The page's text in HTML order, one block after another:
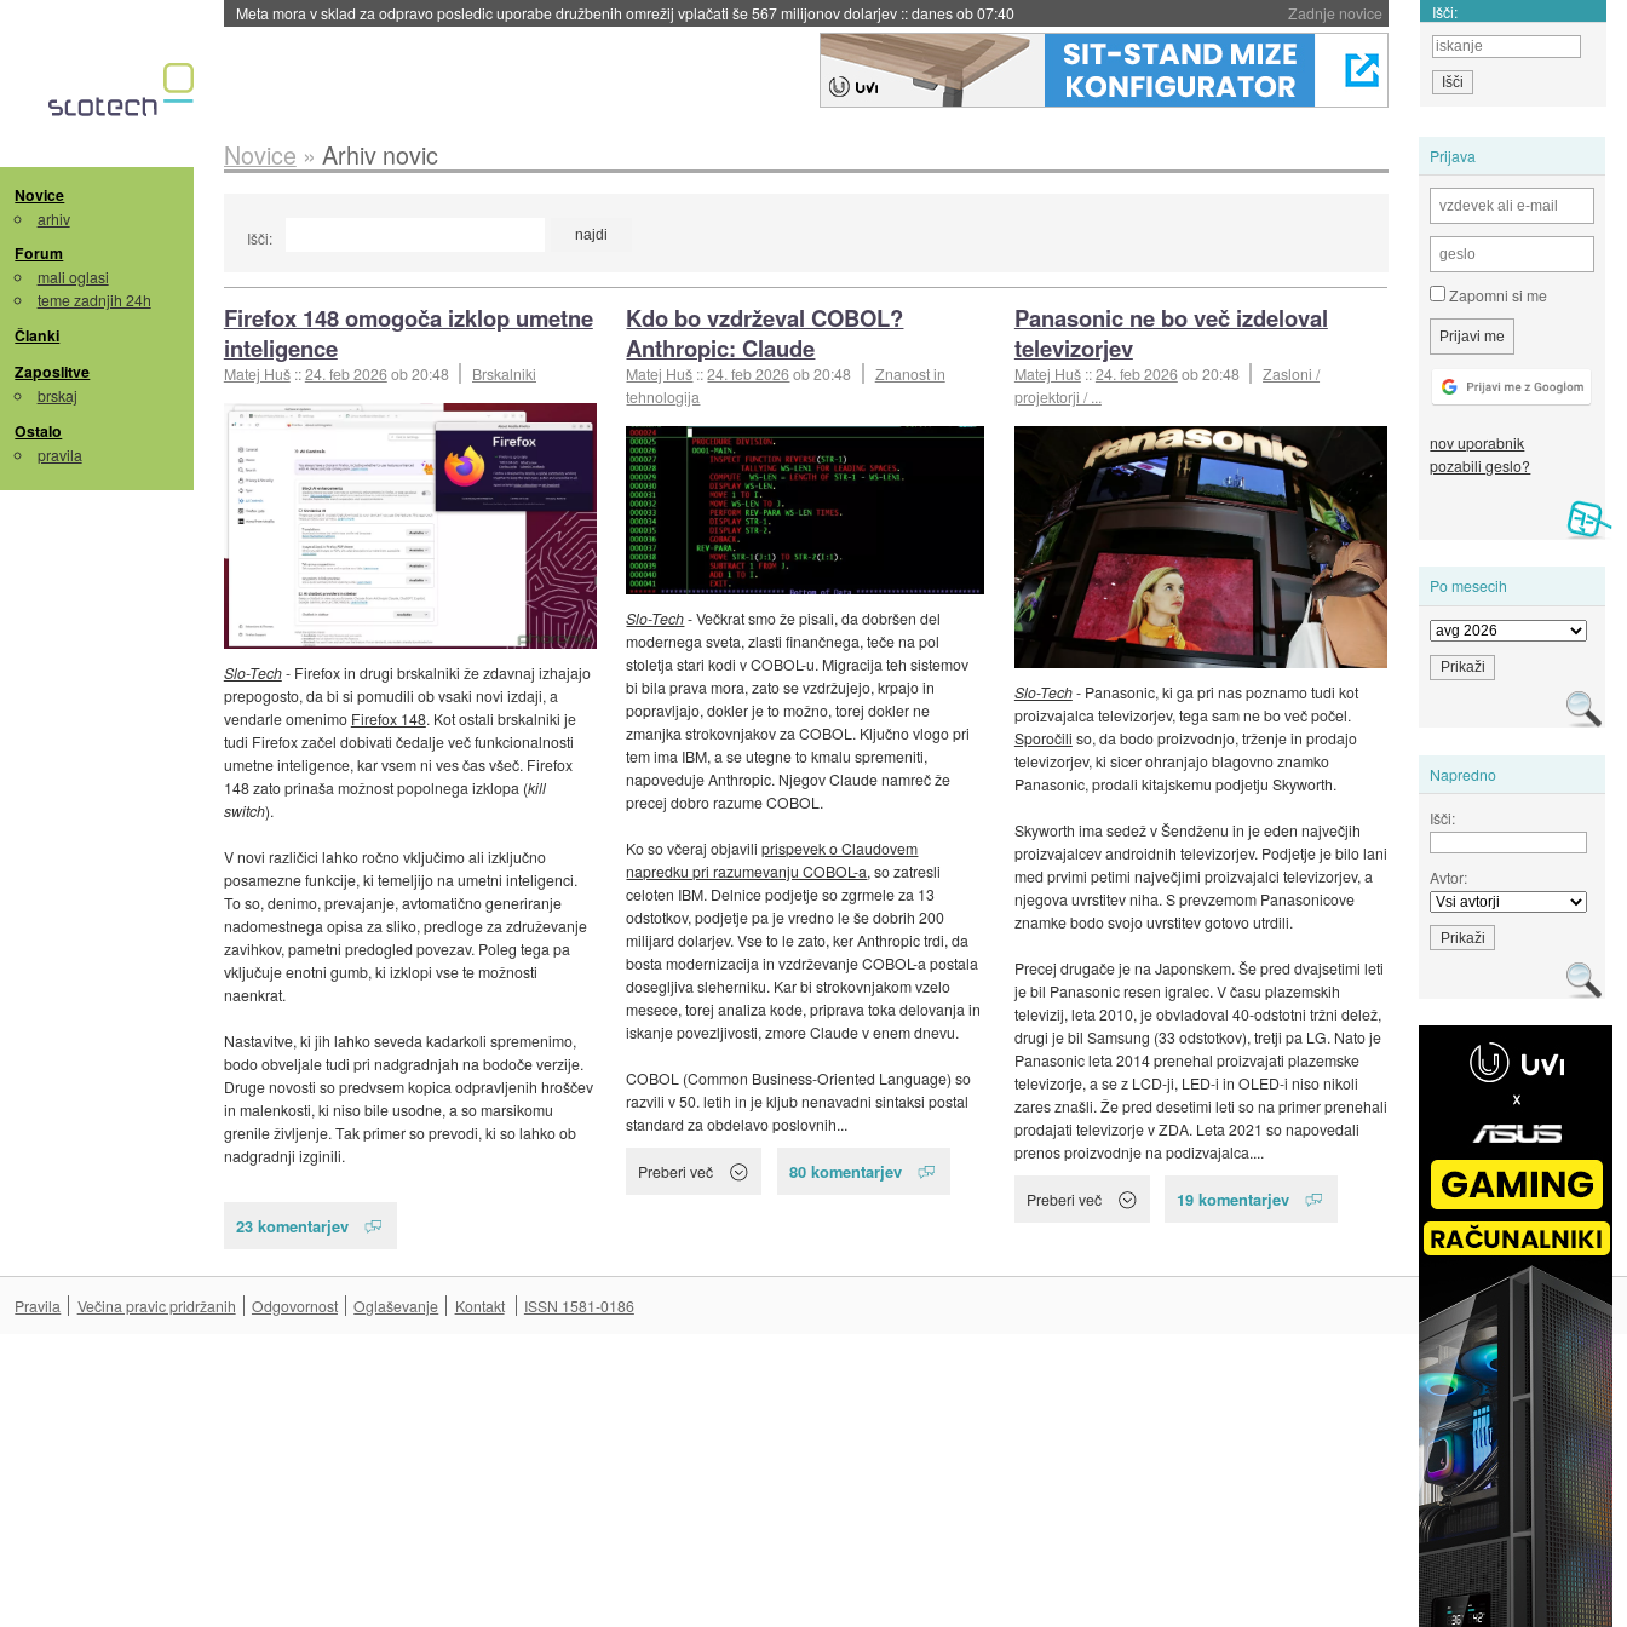
Zadnje novice
Meta mora v sklad za odpravo posledic uporabe družbenih omrežij vplačati še 567 milijonov dolarjev ::danes ob 07:40 Išči:
Novice
arhiv
Forum
mali oglasi
teme zadnjih 24h
Članki
Zaposlitve
brskaj
Ostalo
pravila
Prijava
Zapomni si me
nov uporabnik
pozabili geslo?
Po mesecih
Napredno
Išči:
Avtor:
Novice » Arhiv novic
Išči:
Firefox 148 omogoča izklop umetne
inteligence
Matej Huš ::24. feb 2026ob 20:48 Brskalniki
Slo-Tech- Firefox in drugi brskalniki že zdavnaj izhajajo
prepogosto, da bi si pomudili ob vsaki novi izdaji, a
vendarle omenimo Firefox 148. Kot ostali brskalniki je
tudi Firefox začel dobivati čedalje več funkcionalnosti
umetne inteligence, kar vsem ni ves čas všeč. Firefox
148 zato prinaša možnost popolnega izklopa (kill
switch).
V novi različici lahko ročno vključimo ali izključno
posamezne funkcije, ki temeljijo na umetni inteligenci.
To so, denimo, prevajanje, avtomatično generiranje
nadomestnega opisa za sliko, predloge za združevanje
zavihkov, pametni predogled povezav. Poleg tega pa
vključuje enotni gumb, ki izklopi vse te možnosti
naenkrat.
Nastavitve, ki jih lahko seveda kadarkoli spremenimo,
bodo obveljale tudi pri nadgradnjah na bodoče verzije.
Druge novosti so predvsem kopica odpravljenih hroščev
in malenkosti, ki niso bile usodne, a so marsikomu
grenile življenje. Tak primer so prevodi, ki so lahko ob
nadgradnji izginili.
23 komentarjev
Kdo bo vzdrževal COBOL?
Anthropic: Claude
Matej Huš ::24. feb 2026ob 20:48
Znanost in
tehnologija
Slo-Tech- Večkrat smo že pisali, da dobršen del
modernega sveta, zlasti finančnega, teče na pol
stoletja stari kodi v COBOL-u. Migracija teh sistemov
bi bila prava mora, zato se vzdržujejo, krpajo in
popravljajo, dokler je to možno, torej dokler ne
zmanjka strokovnjakov za COBOL. Ključno vlogo pri
tem ima IBM, a se utegne to kmalu spremeniti,
napoveduje Anthropic. Njegov Claude namreč že
precej dobro razume COBOL.
Ko so včeraj objaviliprispevek o Claudovem
napredku pri razumevanju COBOL-a, so zatresli
celoten IBM. Delnice podjetje so zgrmele za 13
odstotkov, podjetje pa je vredno le še dobrih 200
milijard dolarjev. Vse to le zato, ker Anthropic trdi, da
bosta modernizacija in vzdrževanje COBOL-a postala
dosegljiva sleherniku. Kar bi strokovnjakom vzelo
mesece, torej analiza kode, priprava toka delovanja in
iskanje povezljivosti, zmore Claude v enem dnevu.
COBOL (Common Business-Oriented Language) so
razvili v 50. letih in je kljub nenavadni sintaksi postal
standard za obdelavo poslovnih...
Preberi več 80 komentarjev
Panasonic ne bo več izdeloval
televizorjev
Matej Huš ::24. feb 2026ob 20:48
Zasloni /
projektorji / ...
Slo-Tech- Panasonic, ki ga pri nas poznamo tudi kot
proizvajalca televizorjev, tega sam ne bo več počel.
Sporočili so, da bodo proizvodnjo, trženje in prodajo
televizorjev, ki sicer ohranjajo blagovno znamko
Panasonic, prodali kitajskemu podjetju Skyworth.
Skyworth ima sedež v Šendženu in je eden največjih
proizvajalcev androidnih televizorjev. Podjetje je bilo lani
med prvimi petimi največjimi proizvajalci televizorjev, a
njegova uvrstitev niha. S prevzemom Panasonicove
znamke bodo svojo uvrstitev gotovo utrdili.
Precej drugače je na Japonskem. Še pred dvajsetimi leti
je bil Panasonic resen igralec. V času plazemskih
televizij, leta 2010, je obvladoval 40-odstotni tržni delež,
drugi je bil Samsung (33 odstotkov), tretji pa LG. Nato je
Panasonic leta 2014 prenehal proizvajati plazemske
televizorje, a se z LCD-ji, LED-i in OLED-i niso nikoli
zares znašli. Že pred desetimi leti so na primer prenehali
prodajati televizorje v ZDA. Leta 2021 so napovedali
prenos proizvodnje na podizvajalca....
Preberi več 19 komentarjev
Na vrh ^
Pravila Večina pravic pridržanih Odgovornost Oglaševanje Kontakt ISSN 1581-0186